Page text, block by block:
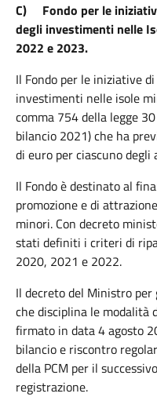
C) Fondo per le
degli investimenti nelle
2022 e 2023.
Il Fondo per le iniziative
investimenti nelle isole
comma 754 della legge
bilancio 2021) che ha
di euro per ciascuno
Il Fondo è destinato al
promozione e di
minori. Con decreto
stati definiti i criteri di
2020, 2021 e 2022.
Il decreto del Ministro
che disciplina le modalità
firmato in data 4 agosto
bilancio e riscontro
della PCM per il
registrazione.